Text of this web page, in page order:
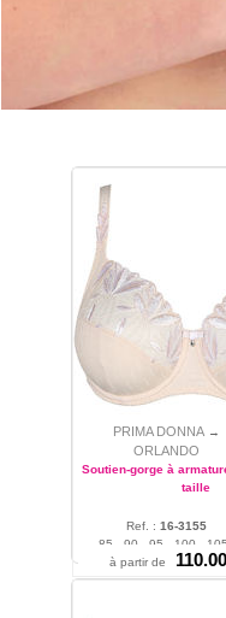
PRIMA DONNA →
ORLANDO
Soutien-gorge à
taille
Ref. : 16-3155
85 - 90 - 95 - 100 - 105
110 - 115
à partir de